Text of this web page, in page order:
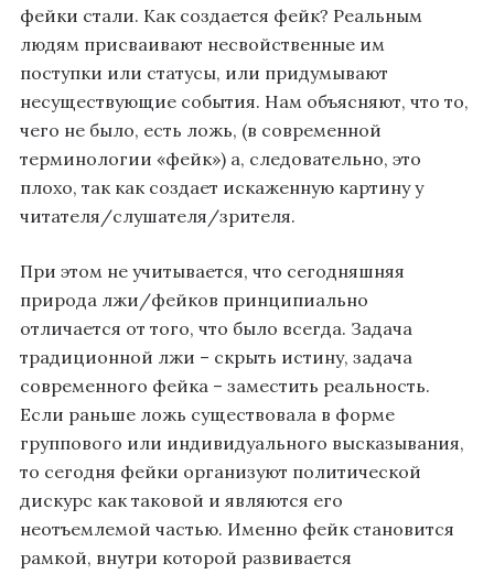
фейки стали. Как создается фейк? Реальным
людям присваивают несвойственные им
поступки или статусы, или придумывают
несуществующие события. Нам объясняют, что то,
чего не было, есть ложь, (в современной
терминологии «фейк») а, следовательно, это
плохо, так как создает искаженную картину у
читателя/слушателя/зрителя.
При этом не учитывается, что сегодняшняя
природа лжи/фейков принципиально
отличается от того, что было всегда. Задача
традиционной лжи – скрыть истину, задача
современного фейка – заместить реальность.
Если раньше ложь существовала в форме
группового или индивидуального высказывания,
то сегодня фейки организуют политической
дискурс как таковой и являются его
неотъемлемой частью. Именно фейк становится
рамкой, внутри которой развивается